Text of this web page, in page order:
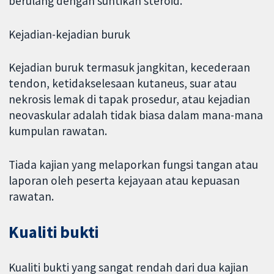
Kejadian-kejadian buruk
Kejadian buruk termasuk jangkitan, kecederaan
tendon, ketidakselesaan kutaneus, suar atau
nekrosis lemak di tapak prosedur, atau kejadian
neovaskular adalah tidak biasa dalam mana-mana
kumpulan rawatan.
Tiada kajian yang melaporkan fungsi tangan atau
laporan oleh peserta kejayaan atau kepuasan
rawatan.
Kualiti bukti
Kualiti bukti yang sangat rendah dari dua kajian